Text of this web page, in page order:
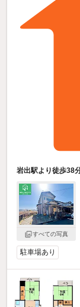
岩出駅より徒歩38
すべての写真
駐車場あり